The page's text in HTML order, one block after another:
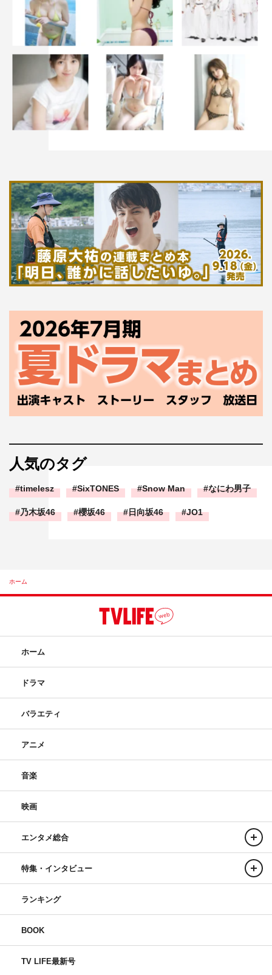
人気のタグ
timelesz SixTONES Snow Man なにわ男子
乃木坂46 櫻坂46 日向坂46 JO1
ホーム
ホーム
ドラマ
バラエティ
アニメ
音楽
映画
エンタメ総合
特集・インタビュー
ランキング
BOOK
TV LIFE最新号